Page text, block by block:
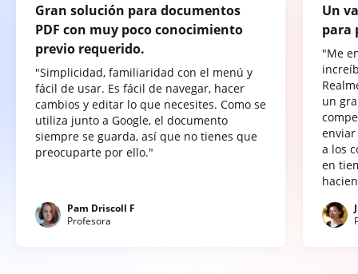
Gran solución para documentos
PDF con muy poco conocimiento
previo requerido.
"Simplicidad, familiaridad con el menú y
fácil de usar. Es fácil de navegar, hacer
cambios y editar lo que necesites. Como se
utiliza junto a Google, el documento
siempre se guarda, así que no tienes que
preocuparte por ello."
Pam Driscoll F
Profesora
Un
para
"Me
un
a los
en